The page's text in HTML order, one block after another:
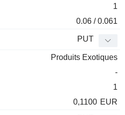
1
0.06 / 0.061
PUT
Produits Exotiques
-
1
0,1100 EUR